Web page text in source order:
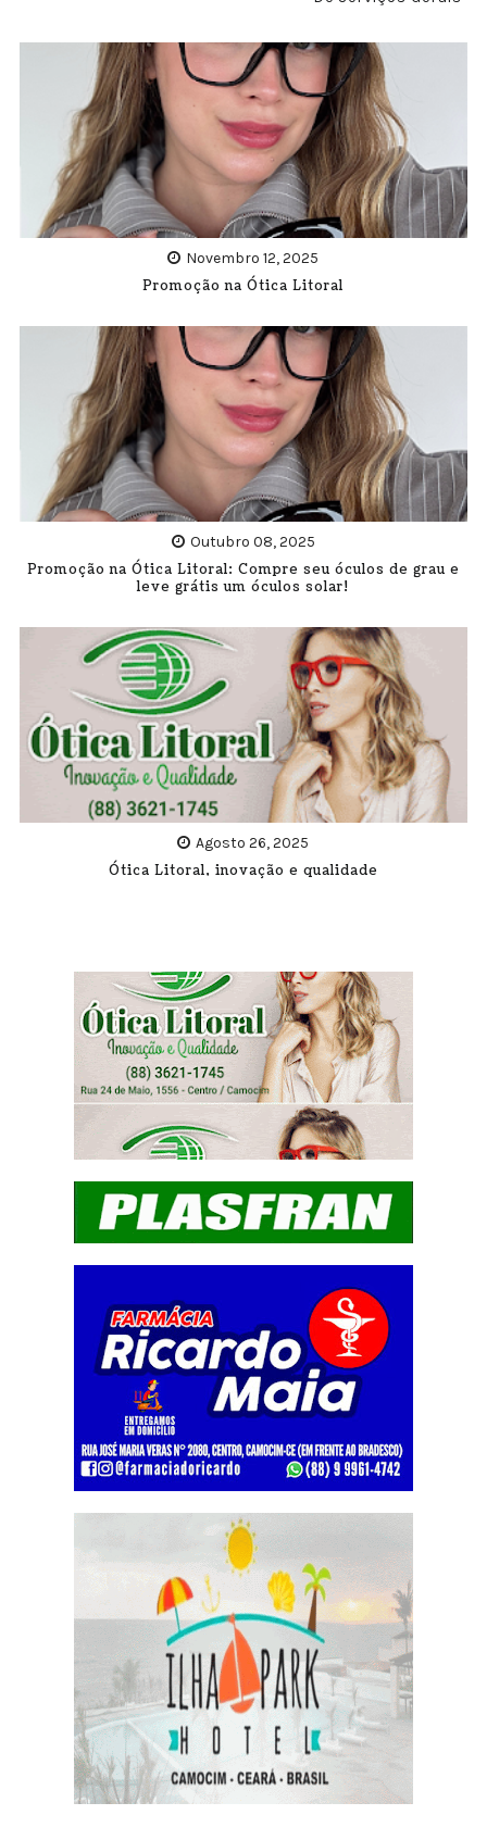
Novembro 12, 2025
Promoção na Ótica Litoral
Outubro 08, 2025
Promoção na Ótica Litoral: Compre seu óculos de grau e
leve grátis um óculos solar!
Agosto 26, 2025
Ótica Litoral, inovação e qualidade